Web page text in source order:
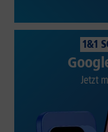
1&1
Jetzt